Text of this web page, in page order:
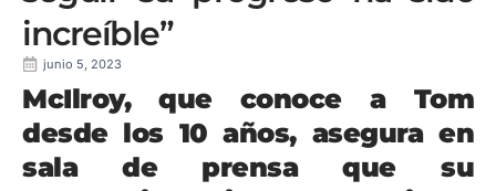
increíble”
junio 5, 2023
McIlroy, que conoce a Tom
desde los 10 años, asegura en
sala de prensa que su